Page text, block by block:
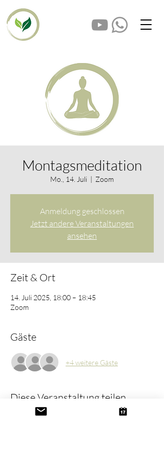
Montagsmeditation
Mo., 14. Juli
  |
Zoom
Anmeldung geschlossen
Jetzt andere Veranstaltungen
ansehen
Zeit & Ort
14. Juli 2025, 18:00 – 18:45
Zoom
Gäste
+4 weitere Gäste
Diese Veranstaltung teilen